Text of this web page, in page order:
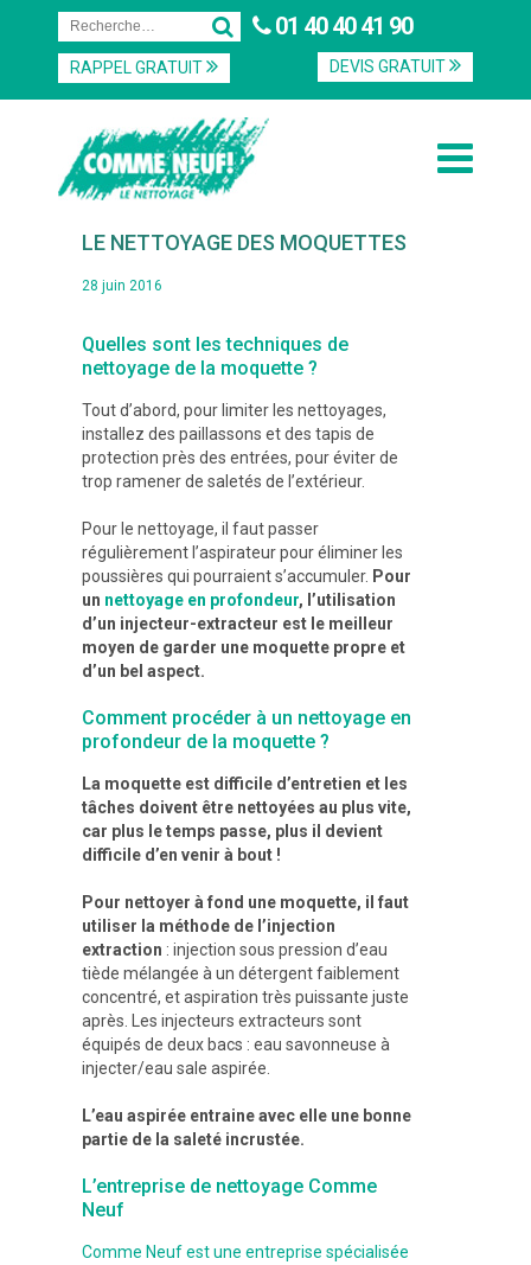
01 40 40 41 90
DEVIS GRATUIT
RAPPEL GRATUIT
LE NETTOYAGE DES MOQUETTES
28 juin 2016
Quelles sont les techniques de
nettoyage de la moquette ?
Tout d’abord, pour limiter les nettoyages,
installez des paillassons et des tapis de
protection près des entrées, pour éviter de
trop ramener de saletés de l’extérieur.
Pour le nettoyage, il faut passer
régulièrement l’aspirateur pour éliminer les
poussières qui pourraient s’accumuler. Pour
un nettoyage en profondeur, l’utilisation
d’un injecteur-extracteur est le meilleur
moyen de garder une moquette propre et
d’un bel aspect.
Comment procéder à un nettoyage en
profondeur de la moquette ?
La moquette est difficile d’entretien et les
tâches doivent être nettoyées au plus vite,
car plus le temps passe, plus il devient
difficile d’en venir à bout !
Pour nettoyer à fond une moquette, il faut
utiliser la méthode de l’injection
extraction : injection sous pression d’eau
tiède mélangée à un détergent faiblement
concentré, et aspiration très puissante juste
après. Les injecteurs extracteurs sont
équipés de deux bacs : eau savonneuse à
injecter/eau sale aspirée.
L’eau aspirée entraine avec elle une bonne
partie de la saleté incrustée.
L’entreprise de nettoyage Comme
Neuf
Comme Neuf est une entreprise spécialisée